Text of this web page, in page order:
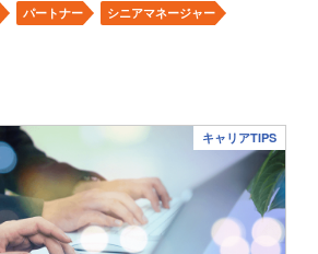
パートナー
シニアマネージャー
キャリアTIPS